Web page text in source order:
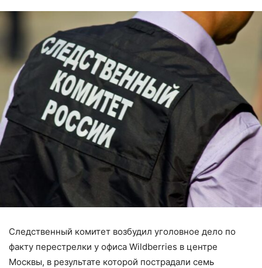
Следственный комитет возбудил уголовное дело по
факту перестрелки у офиса Wildberries в центре
Москвы, в результате которой пострадали семь